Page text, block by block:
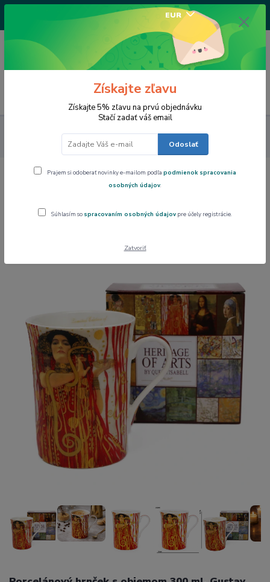
EUR
/Po-Pi 9-17 hod/
0,00 EUR
Art Gallery Collection
Hrnček 300 ml ,Gustav Klimt The
Medicine,The Heritage of Arts
Hrnček 300 ml ,Gustav Klimt The
Získajte zľavu
Získajte 5% zľavu na prvú objednávku
Stačí zadať váš email
Odoslať
Prajem si odoberať novinky e-mailom podľa podmienok spracovania
osobných údajov.
Súhlasím so spracovaním osobných údajov pre účely registrácie.
Zatvoriť